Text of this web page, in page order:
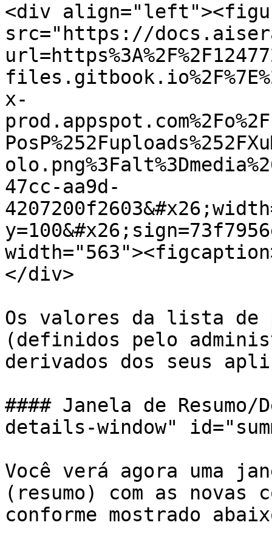
<div
src="https://
x-
47cc-aa9d-
</div>
Os valores da lista de
(definidos pelo
derivados dos seus
#### Janela de
details-window"
Você verá agora uma
(resumo) com as
conforme mostrado